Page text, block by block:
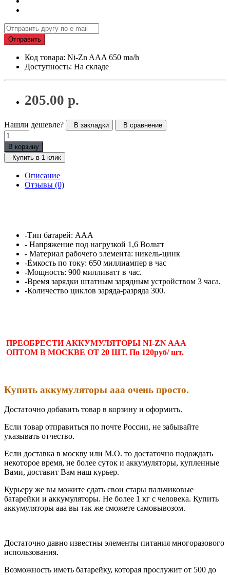
Отправить
Код товара: Ni-Zn AAA 650 ma/h
Доступность: На складе
205.00 р.
Нашли дешевле? В закладки В сравнение
В корзину
Купить в 1 клик
Описание
Отзывы (0)
-Тип батарей: ААА
- Напряжение под нагрузкой 1,6 Вольтт
- Материал рабочего элемента: никель-цинк
-Ёмкость по току: 650 миллиампер в час
-Мощность: 900 милливатт в час.
-Время зарядки штатным зарядным устройством 3 часа.
-Количество циклов заряда-разряда 300.
ПРЕОБРЕСТИ АККУМУЛЯТОРЫ NI-ZN AAA
ОПТОМ В МОСКВЕ ОТ 20 ШТ. По 120руб/ шт.
Купить аккумуляторы ааа очень просто.
Достаточно добавить товар в корзину и оформить.
Если товар отправиться по почте России, не забывайте
указывать отчество.
Если доставка в москву или М.О. то достаточно подождать
некоторое время, не более суток и аккумуляторы, купленные
Вами, доставит Вам наш курьер.
Курьеру же вы можите сдать свои стары пальчиковые
батарейки и аккумуляторы. Не более 1 кг с человека. Купить
аккумуляторы ааа вы так же сможете самовывозом.
Достаточно давно известны элементы питания многоразового
использования.
Возможность иметь батарейку, которая прослужит от 500 до